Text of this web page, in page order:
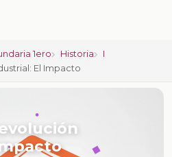
1ero Historia
I
El Impacto